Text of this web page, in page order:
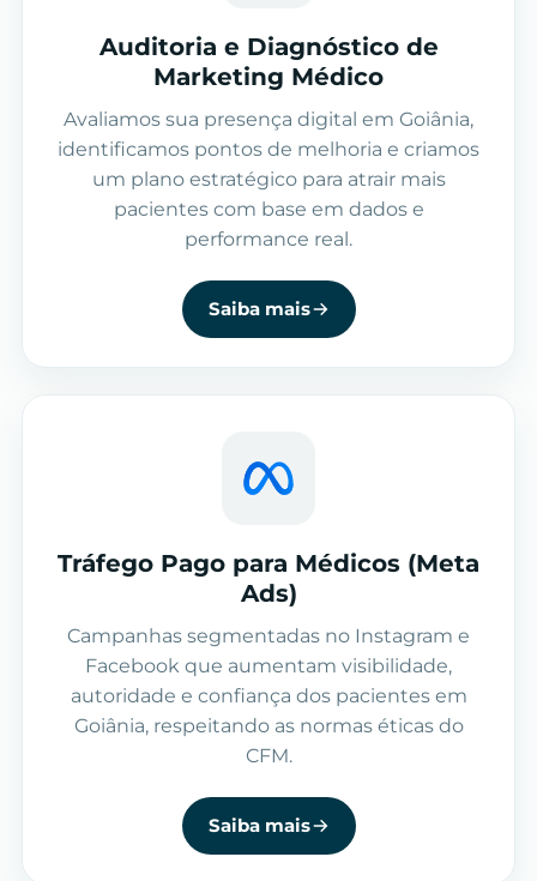
Auditoria e Diagnóstico de
Marketing Médico
Avaliamos sua presença digital em Goiânia,
identificamos pontos de melhoria e criamos
um plano estratégico para atrair mais
pacientes com base em dados e
performance real.
Saiba mais
Tráfego Pago para Médicos (Meta
Ads)
Campanhas segmentadas no Instagram e
Facebook que aumentam visibilidade,
autoridade e confiança dos pacientes em
Goiânia, respeitando as normas éticas do
CFM.
Saiba mais